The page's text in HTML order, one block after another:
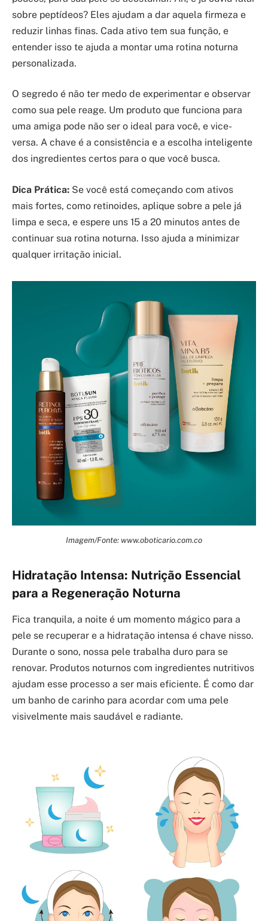
sobre peptídeos? Eles ajudam a dar aquela firmeza e
reduzir linhas finas. Cada ativo tem sua função, e
entender isso te ajuda a montar uma rotina noturna
personalizada.
O segredo é não ter medo de experimentar e observar
como sua pele reage. Um produto que funciona para
uma amiga pode não ser o ideal para você, e vice-
versa. A chave é a consistência e a escolha inteligente
dos ingredientes certos para o que você busca.
Dica Prática: Se você está começando com ativos
mais fortes, como retinoides, aplique sobre a pele já
limpa e seca, e espere uns 15 a 20 minutos antes de
continuar sua rotina noturna. Isso ajuda a minimizar
qualquer irritação inicial.
Imagem/Fonte: www.oboticario.com.co
Hidratação Intensa: Nutrição Essencial
para a Regeneração Noturna
Fica tranquila, a noite é um momento mágico para a
pele se recuperar e a hidratação intensa é chave nisso.
Durante o sono, nossa pele trabalha duro para se
renovar. Produtos noturnos com ingredientes nutritivos
ajudam esse processo a ser mais eficiente. É como dar
um banho de carinho para acordar com uma pele
visivelmente mais saudável e radiante.